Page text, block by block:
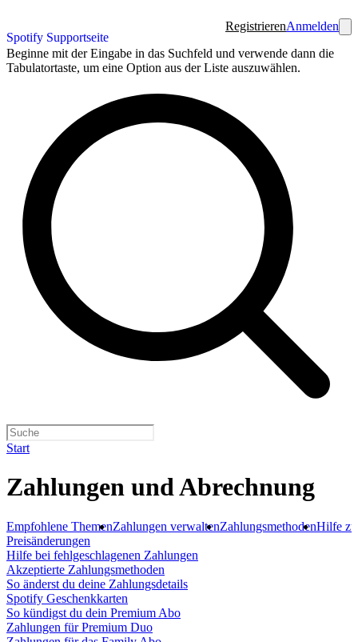
Spotify Supportseite
RegistrierenAnmelden
Beginne mit der Eingabe in das Suchfeld und verwende dann die
Tabulatortaste, um eine Option aus der Liste auszuwählen.
Start
Zahlungen und Abrechnung
Empfohlene ThemenZahlungen verwaltenZahlungsmethodenHilfe
Preisänderungen
Hilfe bei fehlgeschlagenen Zahlungen
Akzeptierte Zahlungsmethoden
So änderst du deine Zahlungsdetails
Spotify Geschenkkarten
So kündigst du dein Premium Abo
Zahlungen für Premium Duo